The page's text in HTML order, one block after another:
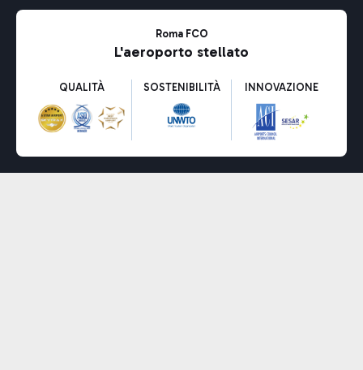
Roma FCO
L'aeroporto stellato
QUALITÀ SOSTENIBILITÀ INNOVAZIONE